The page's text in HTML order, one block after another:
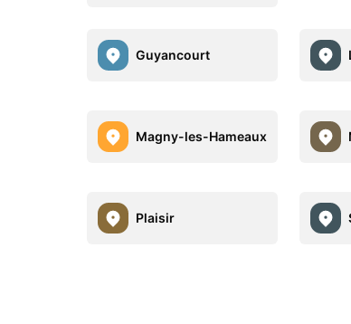
Guyancourt
Magny-les-Hameaux
Plaisir